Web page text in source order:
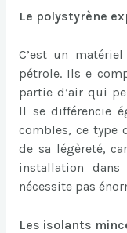
Le polystyrène
C’est un
pétrole. Ils e
partie d’air qui
Il se différencie
combles, ce type
de sa légèreté,
installation
nécessite pas
Les isolants